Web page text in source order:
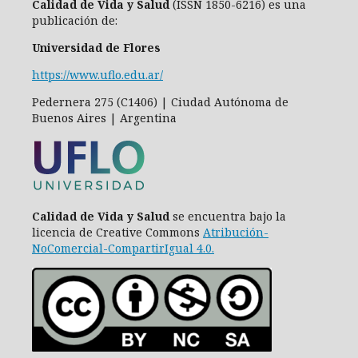
Calidad de Vida y Salud (ISSN 1850-6216) es una
publicación de:
Universidad de Flores
https://www.uflo.edu.ar/
Pedernera 275 (C1406) | Ciudad Autónoma de
Buenos Aires | Argentina
Calidad de Vida y Salud se encuentra bajo la
licencia de Creative Commons Atribución-
NoComercial-CompartirIgual 4.0.